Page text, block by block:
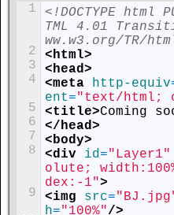
1
2
3
4
5
6
7
8
9
<!DOCTYPE html
TML 4.01
ww.w3.org/TR/
<html>
<head>
<meta http-equiv
ent="text/html;
<title>Coming
</head>
<body>
<div id="Layer1"
olute;
dex:-1">
<img src=
h="100%"/>